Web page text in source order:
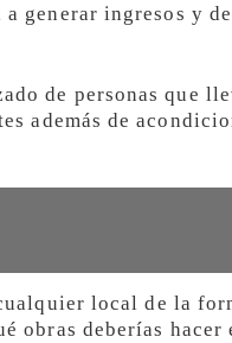
generar ingresos y
de personas que
además de
local de la
obras deberías hacer